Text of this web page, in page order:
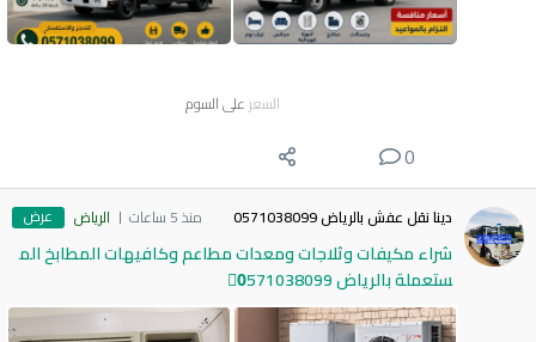
السعر على السوم
0
دينا نقل عفش بالرياض 0571038099 منذ 5 ساعات الرياض عرض
شراء مكيفات وثلاجات ومعدات مطاعم وكافيهات المطابخ الم
ستعملة بالرياض 0َ571038099